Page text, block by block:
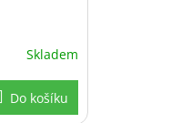
Skladem
Do košíku